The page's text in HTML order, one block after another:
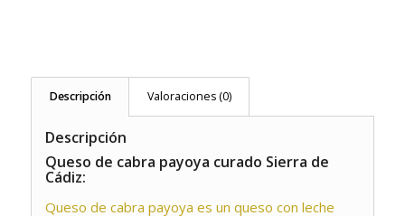
Descripción Valoraciones (0)
Descripción
Queso de cabra payoya curado Sierra de
Cádiz:
Queso de cabra payoya es un queso con leche